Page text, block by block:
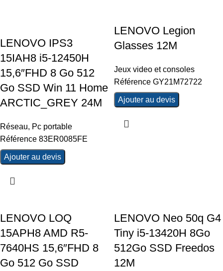
LENOVO IPS3
15IAH8 i5-12450H
15,6″FHD 8 Go 512
Go SSD Win 11 Home
ARCTIC_GREY 24M
Réseau, Pc portable
Référence 83ER0085FE
Ajouter au devis
LENOVO Legion
Glasses 12M
Jeux video et consoles
Référence GY21M72722
Ajouter au devis
LENOVO LOQ
15APH8 AMD R5-
7640HS 15,6″FHD 8
Go 512 Go SSD
LENOVO Neo 50q G4
Tiny i5-13420H 8Go
512Go SSD Freedos
12M